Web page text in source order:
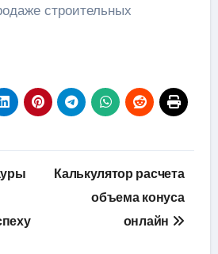
строительных
Калькулятор расчета
объема конуса
онлайн